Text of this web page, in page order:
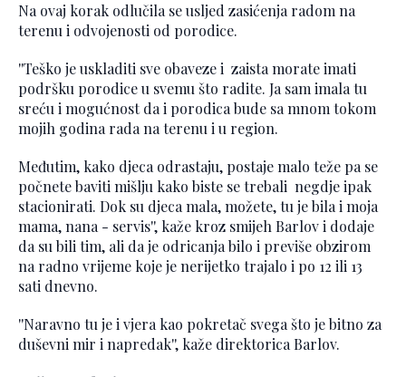
Na ovaj korak odlučila se usljed zasićenja radom na
terenu i odvojenosti od porodice.
''Teško je uskladiti sve obaveze i zaista morate imati
podršku porodice u svemu što radite. Ja sam imala tu
sreću i mogućnost da i porodica bude sa mnom tokom
mojih godina rada na terenu i u region.
Međutim, kako djeca odrastaju, postaje malo teže pa se
počnete baviti mišlju kako biste se trebali negdje ipak
stacionirati. Dok su djeca mala, možete, tu je bila i moja
mama, nana - servis'', kaže kroz smijeh Barlov i dodaje
da su bili tim, ali da je odricanja bilo i previše obzirom
na radno vrijeme koje je nerijetko trajalo i po 12 ili 13
sati dnevno.
''Naravno tu je i vjera kao pokretač svega što je bitno za
duševni mir i napredak'', kaže direktorica Barlov.